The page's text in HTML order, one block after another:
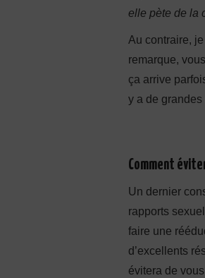
elle pète de la
Au contraire,
remarque,
ça arrive
y a de grandes
Comment
Un dernier
rapports
faire une
d’excellents
évitera de